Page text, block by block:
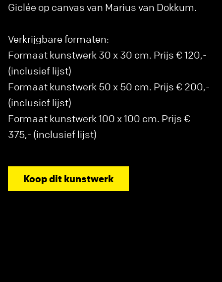
Giclée op canvas van Marius van Dokkum.
Verkrijgbare formaten:
Formaat kunstwerk 30 x 30 cm. Prijs € 120,-
(inclusief lijst)
Formaat kunstwerk 50 x 50 cm. Prijs € 200,-
(inclusief lijst)
Formaat kunstwerk 100 x 100 cm. Prijs €
375,- (inclusief lijst)
Koop dit kunstwerk